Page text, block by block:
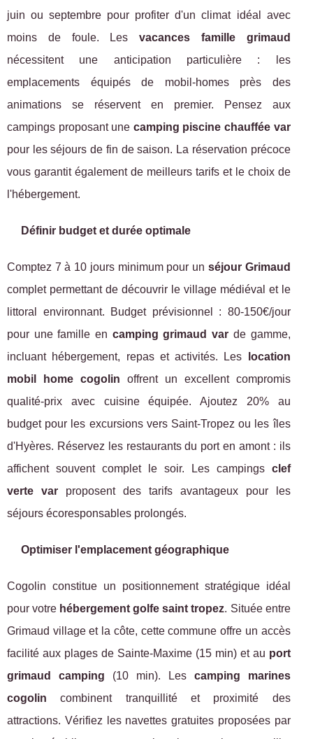
juin ou septembre pour profiter d'un climat idéal avec
moins de foule. Lesvacances famille grimaud
nécessitent une anticipation particulière : les
emplacements équipés de mobil-homes près des
animations se réservent en premier. Pensez aux
campings proposant une camping piscine chauffée var
pour les séjours de fin de saison. La réservation précoce
vous garantit également de meilleurs tarifs et le choix de
l'hébergement.
Définir budget et durée optimale
Comptez 7 à 10 jours minimum pour un séjour Grimaud
complet permettant de découvrir le village médiéval et le
littoral environnant. Budget prévisionnel : 80-150€/jour
pour une famille en camping grimaud var de gamme,
incluant hébergement, repas et activités. Les
location
mobil home cogolin offrent un excellent compromis
qualité-prix avec cuisine équipée. Ajoutez 20% au
budget pour les excursions vers Saint-Tropez ou les îles
d'Hyères. Réservez les restaurants du port en amont : ils
affichent souvent complet le soir. Les campings clef
verte varproposent des tarifs avantageux pour les
séjours écoresponsables prolongés.
Optimiser l'emplacement géographique
Cogolin constitue un positionnement stratégique idéal
pour votre hébergement golfe saint tropez. Située entre
Grimaud village et la côte, cette commune offre un accès
facilité aux plages de Sainte-Maxime (15 min) et au port
grimaud camping (10 min). Les camping marines
cogolin combinent tranquillité et proximité des
attractions. Vérifiez les navettes gratuites proposées par